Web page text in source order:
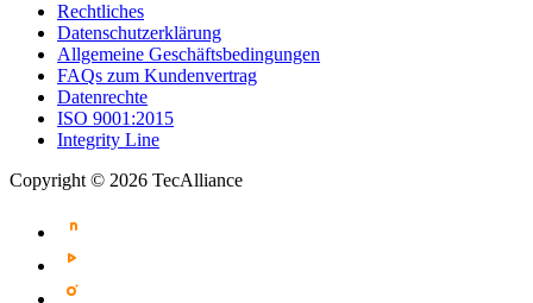
Rechtliches
Datenschutzerklärung
Allgemeine Geschäftsbedingungen
FAQs zum Kundenvertrag
Datenrechte
ISO 9001:2015
Integrity Line
Copyright © 2026 TecAlliance